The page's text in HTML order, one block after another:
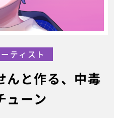
んと作る、中毒
ューン
ティスト